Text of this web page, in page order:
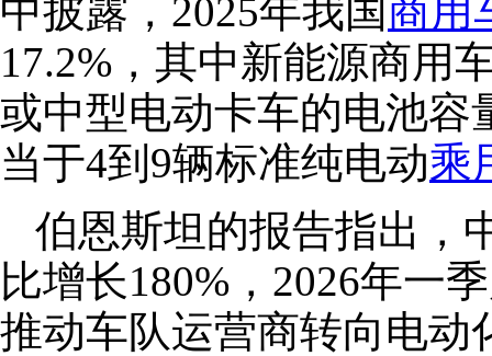
中披露，2025年我国商用
17.2%，其中新能源商用
或中型电动卡车的电池容
当于4到9辆标准纯电动乘
伯恩斯坦的报告指出，
比增长180%，2026年一
推动车队运营商转向电动